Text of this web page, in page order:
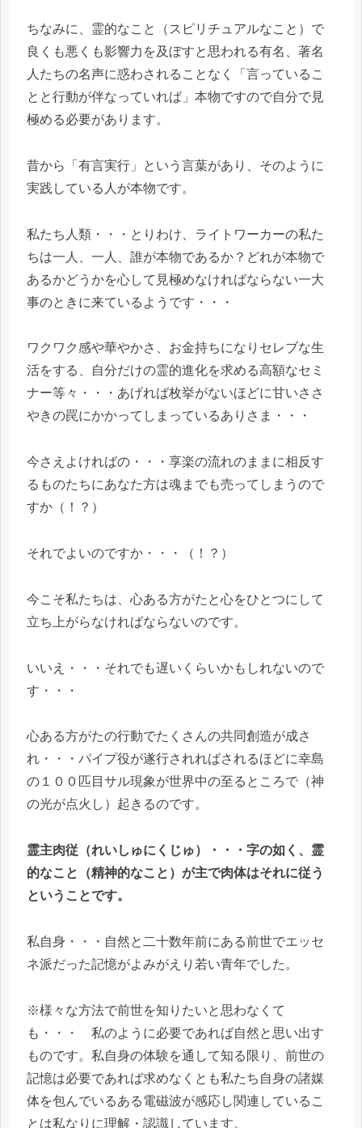
ちなみに、霊的なこと（スピリチュアルなこと）で
良くも悪くも影響力を及ぼすと思われる有名、著名
人たちの名声に惑わされることなく「言っているこ
とと行動が伴なっていれば」本物ですので自分で見
極める必要があります。
昔から「有言実行」という言葉があり、そのように
実践している人が本物です。
私たち人類・・・とりわけ、ライトワーカーの私た
ちは一人、一人、誰が本物であるか？どれが本物で
あるかどうかを心して見極めなければならない一大
事のときに来ているようです・・・
ワクワク感や華やかさ、お金持ちになりセレブな生
活をする、自分だけの霊的進化を求める高額なセミ
ナー等々・・・あげれば枚挙がないほどに甘いささ
やきの罠にかかってしまっているありさま・・・
今さえよければの・・・享楽の流れのままに相反す
るものたちにあなた方は魂までも売ってしまうので
すか（！？）
それでよいのですか・・・（！？）
今こそ私たちは、心ある方がたと心をひとつにして
立ち上がらなければならないのです。
いいえ・・・それでも遅いくらいかもしれないので
す・・・
心ある方がたの行動でたくさんの共同創造が成さ
れ・・・パイプ役が遂行されればされるほどに幸島
の１００匹目サル現象が世界中の至るところで（神
の光が点火し）起きるのです。
霊主肉従（れいしゅにくじゅ）・・・字の如く、霊
的なこと（精神的なこと）が主で肉体はそれに従う
ということです。
私自身・・・自然と二十数年前にある前世でエッセ
ネ派だった記憶がよみがえり若い青年でした。
※様々な方法で前世を知りたいと思わなくて
も・・・ 私のように必要であれば自然と思い出す
ものです。私自身の体験を通して知る限り、前世の
記憶は必要であれば求めなくとも私たち自身の諸媒
体を包んでいるある電磁波が感応し関連しているこ
とは私なりに理解・認識しています。